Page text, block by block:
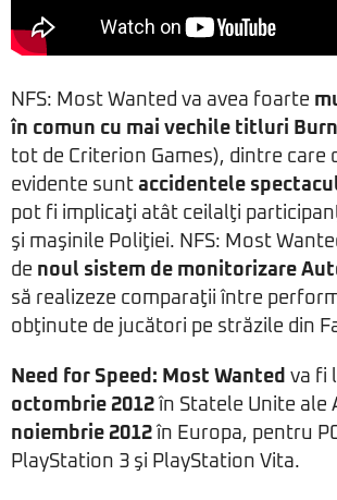
NFS: Most Wanted va avea foarte
în comun cu mai vechile titluri
tot de Criterion Games), dintre care
evidente sunt accidentele
pot fi implicaţi atât ceilalţi
şi maşinile Poliţiei. NFS: Most
de noul sistem de monitorizare
să realizeze comparaţii între
obţinute de jucători pe străzile din
Need for Speed: Most Wanted va fi
octombrie 2012 în Statele Unite ale
noiembrie 2012 în Europa, pentru
PlayStation 3 şi PlayStation Vita.